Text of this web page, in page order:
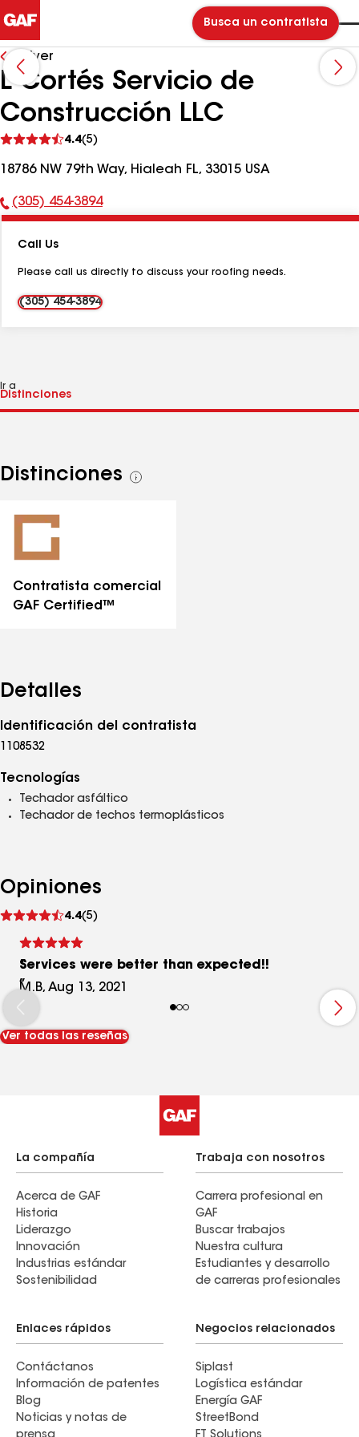
Busca un contratista
Volver
L Cortés Servicio de
Construcción LLC
4.4(5)
comentarios
18786 NW 79th Way, Hialeah FL, 33015 USA
Número
teléfono:
(305) 454-3894
Call Us
Please call us directly to discuss your roofing needs.
(305) 454-3894
Ir a
Distinciones
Ver
Contratista comercial
GAF Certified™
Detalles
Identificación del contratista
1108532
Tecnologías
Techador asfáltico
Techador de techos termoplásticos
Opiniones
4.4(5)
comentarios
Services were better than expected!!
M.B, Aug 13, 2021
Ver todas las reseñas
La compañía
Acerca de GAF
Historia
Liderazgo
Innovación
Industrias estándar
Sostenibilidad
Trabaja con nosotros
Carrera profesional en
GAF
Buscar trabajos
Nuestra cultura
Estudiantes y desarrollo
de carreras profesionales
Enlaces rápidos
Contáctanos
Información de patentes
Blog
Noticias y notas de
Negocios relacionados
Siplast
Logística estándar
Energía GAF
StreetBond